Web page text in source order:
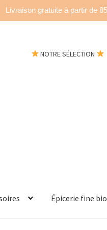
Livraison gratuite à partir de
NOTRE SÉLECTION
Épicerie fine bio